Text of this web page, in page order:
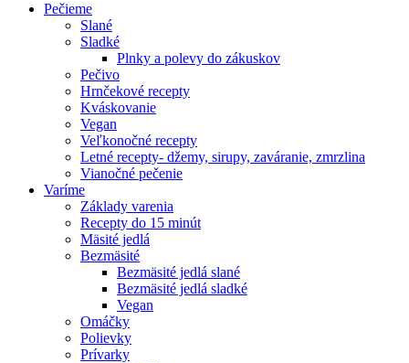
Pečieme
Slané
Sladké
Plnky a polevy do zákuskov
Pečivo
Hrnčekové recepty
Kváskovanie
Vegan
Veľkonočné recepty
Letné recepty- džemy, sirupy, zaváranie, zmrzlina
Vianočné pečenie
Varíme
Základy varenia
Recepty do 15 minút
Mäsité jedlá
Bezmäsité
Bezmäsité jedlá slané
Bezmäsité jedlá sladké
Vegan
Omáčky
Polievky
Prívarky